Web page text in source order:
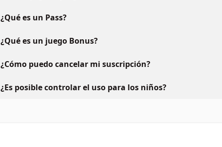
¿Qué es un Pass?
¿Qué es un juego Bonus?
¿Cómo puedo cancelar mi suscripción?
¿Es posible controlar el uso para los niños?